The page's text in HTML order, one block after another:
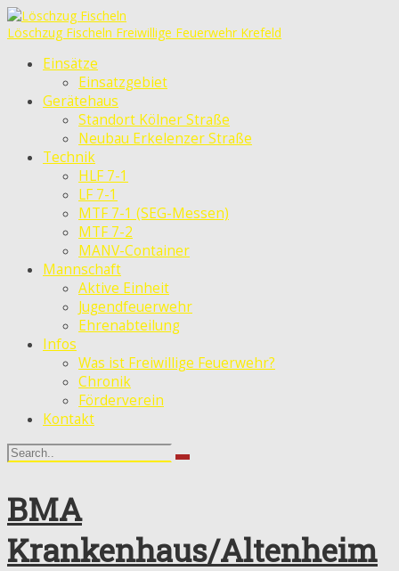
Löschzug Fischeln Freiwillige Feuerwehr Krefeld
Einsätze
Einsatzgebiet
Gerätehaus
Standort Kölner Straße
Neubau Erkelenzer Straße
Technik
HLF 7-1
LF 7-1
MTF 7-1 (SEG-Messen)
MTF 7-2
MANV-Container
Mannschaft
Aktive Einheit
Jugendfeuerwehr
Ehrenabteilung
Infos
Was ist Freiwillige Feuerwehr?
Chronik
Förderverein
Kontakt
BMA
Krankenhaus/Altenheim